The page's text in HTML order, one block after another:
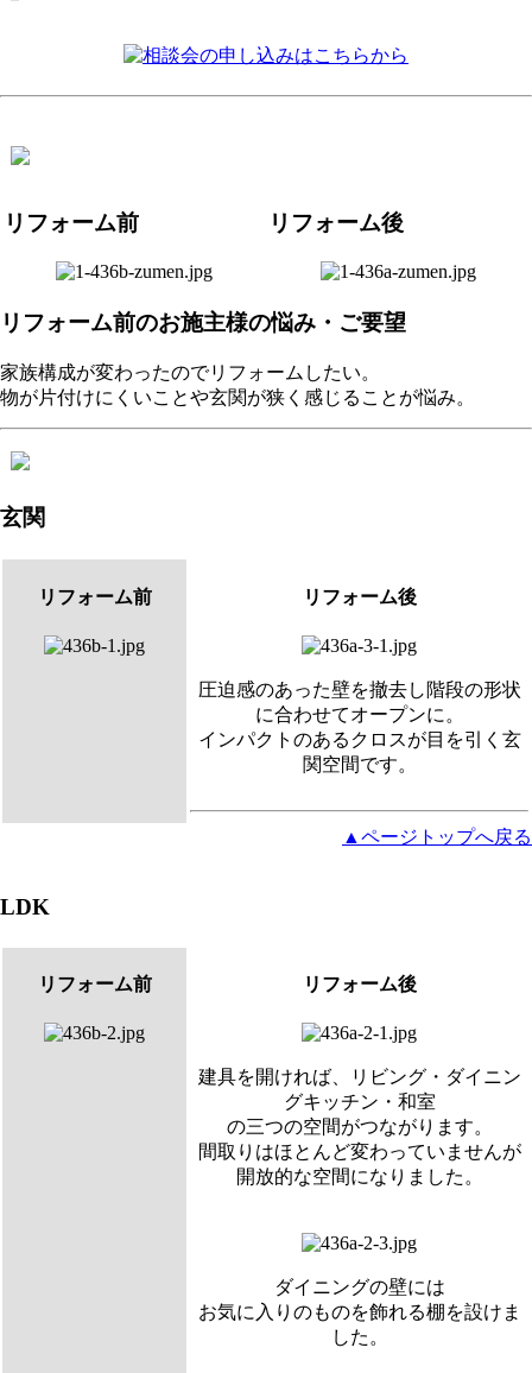
リフォーム前 リフォーム後
リフォーム前のお施主様の悩み・ご要望
家族構成が変わったのでリフォームしたい。
物が片付けにくいことや玄関が狭く感じることが悩み。
玄関
リフォーム前 リフォーム後
圧迫感のあった壁を撤去し階段の形状
に合わせてオープンに。
インパクトのあるクロスが目を引く玄
関空間です。
▲ページトップへ戻る
LDK
リフォーム前 リフォーム後
建具を開ければ、リビング・ダイニン
グキッチン・和室
の三つの空間がつながります。
間取りはほとんど変わっていませんが
開放的な空間になりました。
ダイニングの壁には
お気に入りのものを飾れる棚を設けま
した。